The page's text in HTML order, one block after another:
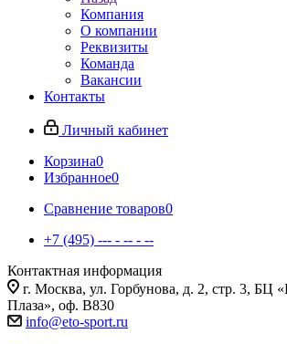
Компания
О компании
Реквизиты
Команда
Вакансии
Контакты
Личный кабинет
Корзина0
Избранное0
Сравнение товаров0
+7 (495) --- - -- - --
Контактная информация
г. Москва, ул. Горбунова, д. 2, стр. 3, БЦ
Плаза», оф. В830
info@eto-sport.ru